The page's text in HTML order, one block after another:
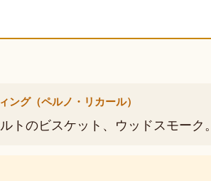
ング（ペルノ・リカール）
トのビスケット、ウッドスモーク。